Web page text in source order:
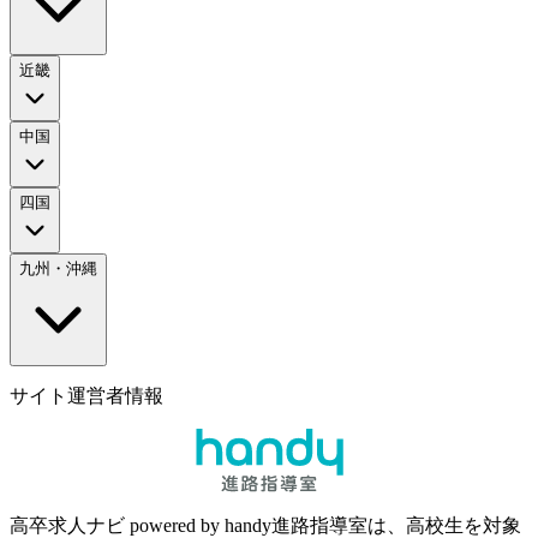
近畿
中国
四国
九州・沖縄
サイト運営者情報
高卒求人ナビ powered by handy進路指導室は、高校生を対象